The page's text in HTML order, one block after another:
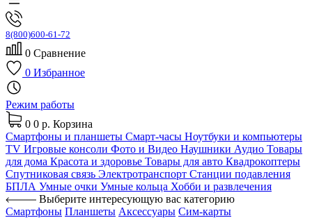
8(800)600-61-72
0 Сравнение
0 Избранное
Режим работы
0 0 р. Корзина
Смартфоны и планшеты Смарт-часы Ноутбуки и компьютеры
TV Игровые консоли Фото и Видео Наушники Аудио Товары
для дома Красота и здоровье Товары для авто Квадрокоптеры
Спутниковая связь Электротранспорт Станции подавления
БПЛА Умные очки Умные кольца Хобби и развлечения
Выберите интересующую вас категорию
Смартфоны Планшеты Аксессуары Сим-карты